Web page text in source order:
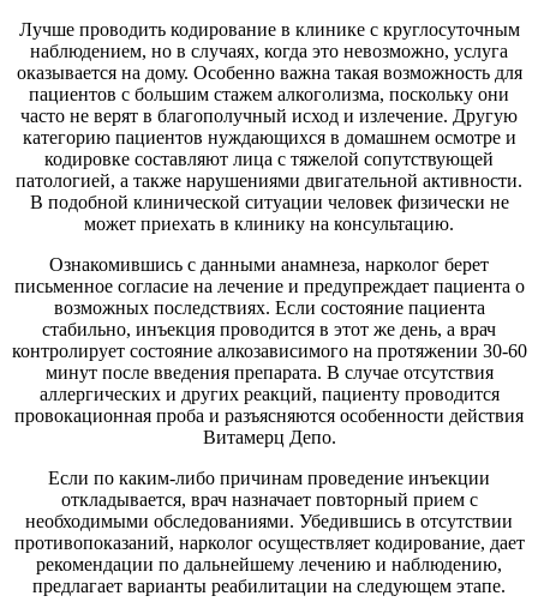
Лучше проводить кодирование в клинике с круглосуточным
наблюдением, но в случаях, когда это невозможно, услуга
оказывается на дому. Особенно важна такая возможность для
пациентов с большим стажем алкоголизма, поскольку они
часто не верят в благополучный исход и излечение. Другую
категорию пациентов нуждающихся в домашнем осмотре и
кодировке составляют лица с тяжелой сопутствующей
патологией, а также нарушениями двигательной активности.
В подобной клинической ситуации человек физически не
может приехать в клинику на консультацию.
Ознакомившись с данными анамнеза, нарколог берет
письменное согласие на лечение и предупреждает пациента о
возможных последствиях. Если состояние пациента
стабильно, инъекция проводится в этот же день, а врач
контролирует состояние алкозависимого на протяжении 30-60
минут после введения препарата. В случае отсутствия
аллергических и других реакций, пациенту проводится
провокационная проба и разъясняются особенности действия
Витамерц Депо.
Если по каким-либо причинам проведение инъекции
откладывается, врач назначает повторный прием с
необходимыми обследованиями. Убедившись в отсутствии
противопоказаний, нарколог осуществляет кодирование, дает
рекомендации по дальнейшему лечению и наблюдению,
предлагает варианты реабилитации на следующем этапе.